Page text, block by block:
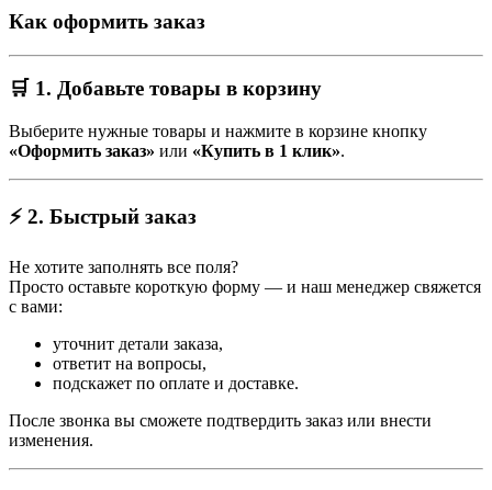
Как оформить заказ
🛒 1. Добавьте товары в корзину
Выберите нужные товары и нажмите в корзине кнопку
«Оформить заказ» или «Купить в 1 клик».
⚡ 2. Быстрый заказ
Не хотите заполнять все поля?
Просто оставьте короткую форму — и наш менеджер свяжется
с вами:
уточнит детали заказа,
ответит на вопросы,
подскажет по оплате и доставке.
После звонка вы сможете подтвердить заказ или внести
изменения.